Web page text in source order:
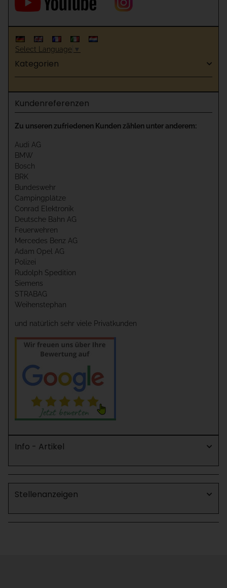
Select Language ▼
Kategorien
Kundenreferenzen
Zu unseren zufriedenen Kunden zählen unter anderem:
Audi AG
BMW
Bosch
BRK
Bundeswehr
Campingplätze
Conrad Elektronik
Deutsche Bahn AG
Feuerwehren
Mercedes Benz AG
Adam Opel AG
Polizei
Rudolph Spedition
Siemens
STRABAG
Weihenstephan
und natürlich sehr viele Privatkunden
Info - Artikel
Stellenanzeigen